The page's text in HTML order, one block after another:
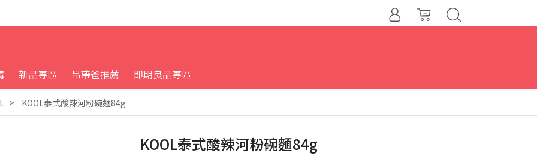
新品專區 吊帶爸推薦 即期良品專區
KOOL泰式酸辣河粉碗麵84g
KOOL泰式酸辣河粉碗麵84g